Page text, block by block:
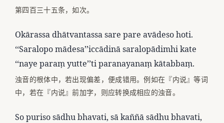
第四百三十五条，如次。
Okārassa dhātvantassa sare pare avādeso hoti.
‘‘Saralopo mādesa’’iccādinā saralopādimhi kate
‘‘naye paraṃ yutte’’ti paranayanaṃ kātabbaṃ.
浊音的根体中，若出现偏差，便成错用。例如在『内说』等词
中，若在『内说』前加字，则应转换成相应的浊音。
So puriso sādhu bhavati, sā kaññā sādhu bhavati,